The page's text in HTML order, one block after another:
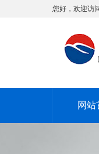
您好，欢迎访
网站